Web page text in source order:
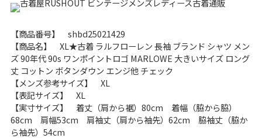
Search by Sizeサイズから探す（メンズ）
ジャケット XS S M L XL
スウェット
長袖シャツ XS S M L XL
【商品番号】 shbd25021429
【商品名】 XL★古着 ラルフローレン 長袖 ブランド シャツ メン
ズ 90年代 90s ワンポイントロゴ MARLOWE 大きいサイズ ロング
丈 コットン ボタンダウン エンジ他 チェック
【メンズ参考サイズ】 XL
【表記サイズ】 XL
【実寸サイズ】 着丈（肩から裾）80cm 着幅（脇から脇）
68cm 肩幅53cm 肩袖丈（肩から袖先）62cm 脇袖丈（脇か
ら袖先）54cm